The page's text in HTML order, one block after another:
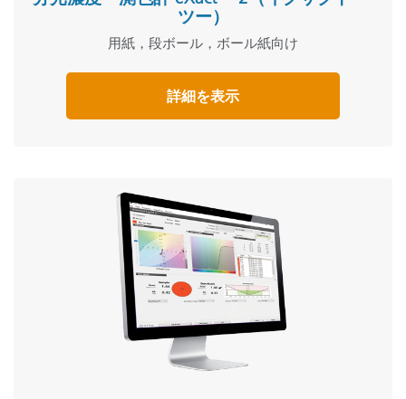
ツー）
用紙，段ボール，ボール紙向け
詳細を表示